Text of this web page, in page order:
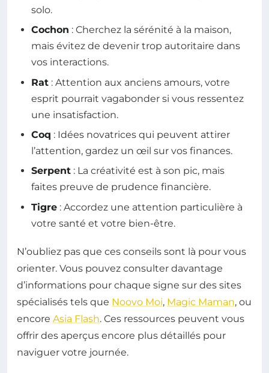
solo.
Cochon : Cherchez la sérénité à la maison,
mais évitez de devenir trop autoritaire dans
vos interactions.
Rat : Attention aux anciens amours, votre
esprit pourrait vagabonder si vous ressentez
une insatisfaction.
Coq : Idées novatrices qui peuvent attirer
l’attention, gardez un œil sur vos finances.
Serpent : La créativité est à son pic, mais
faites preuve de prudence financière.
Tigre : Accordez une attention particulière à
votre santé et votre bien-être.
N’oubliez pas que ces conseils sont là pour vous
orienter. Vous pouvez consulter davantage
d’informations pour chaque signe sur des sites
spécialisés tels que Noovo Moi, Magic Maman, ou
encore Asia Flash. Ces ressources peuvent vous
offrir des aperçus encore plus détaillés pour
naviguer votre journée.